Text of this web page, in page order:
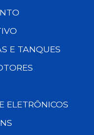
E TANQUES
ELETRÔNICOS